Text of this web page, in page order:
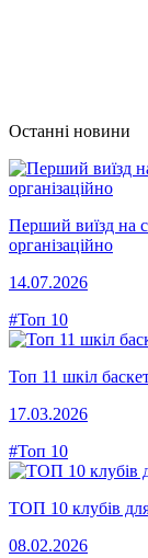
Останні новини
Перший виїзд на
організаційно
14.07.2026
#Топ 10
Топ 11 шкіл
17.03.2026
#Топ 10
ТОП 10 клубів
08.02.2026